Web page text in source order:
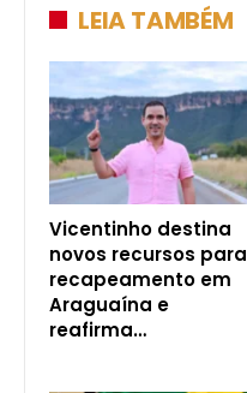
LEIA TAMBÉM
Vicentinho destina
novos recursos para
recapeamento em
Araguaína e
reafirma…